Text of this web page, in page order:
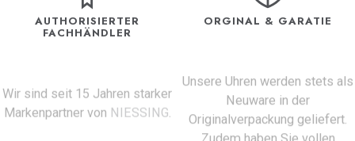
AUTHORISIERTER
FACHHÄNDLER
Wir sind seit 15 Jahren starker
Markenpartner von NIESSING.
ORGINAL & GARATIE
Unsere Uhren werden stets als
Neuware in der
Originalverpackung geliefert.